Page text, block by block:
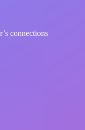
connections